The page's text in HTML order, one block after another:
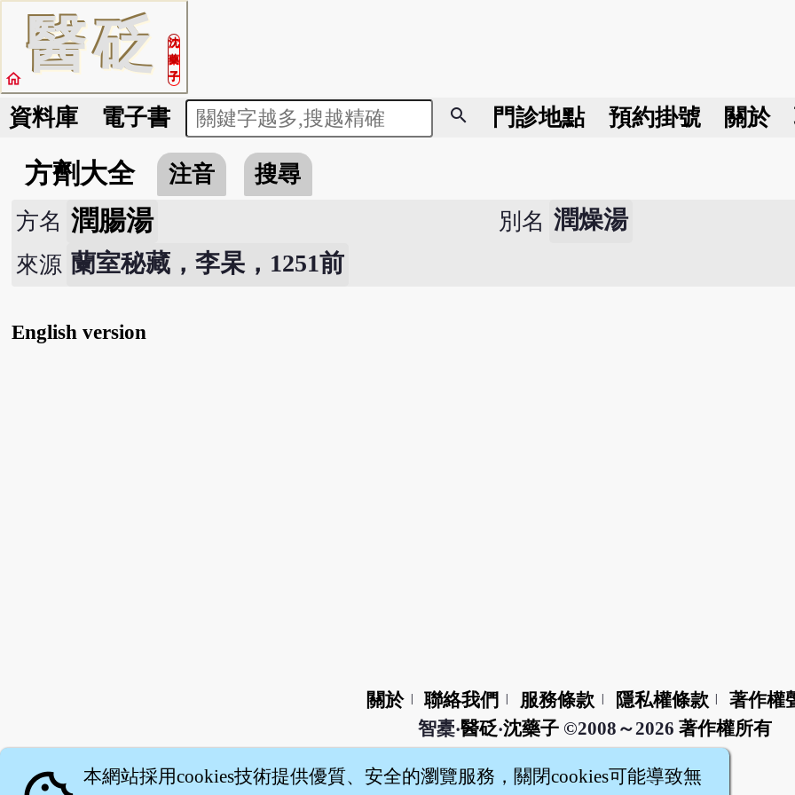
醫砭
沈
藥
子
home
資料庫 電子書 search 門診地點 預約掛號 關於
方劑大全 注音
搜尋
方名 潤腸湯 別名 潤燥湯
來源 蘭室秘藏，李杲，1251前
English version
關於 聯絡我們 服務條款 隱私權條款
著作權
智橐‧醫砭‧沈藥子©2008～2026 著作權所有
本網站採用cookies技術提供優質、安全的瀏覽服務，關閉cookies可能導致無